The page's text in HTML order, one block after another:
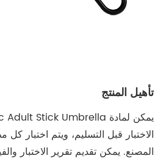
تأهيل المنتج
الاختبار قبل التسليم، ويتم اختبار
المصنع. يمكن تقديم تقرير الاختبار